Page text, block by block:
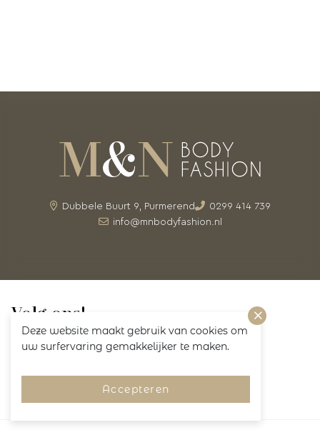
Deze website maakt gebruik van cookies om
uw surfervaring gemakkelijker te maken.
Accepteren
Dubbele Buurt 9, Purmerend
0299 414 739
info@mnbodyfashion.nl
Volg ons!